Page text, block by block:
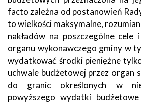
facto zależna od postanowień
to wielkości maksymalne,
nakładów na poszczególne cele
organu wykonawczego gminy w
wydatkować środki pieniężne
uchwale budżetowej przez organ
do granic określonych w
powyższego wydatki